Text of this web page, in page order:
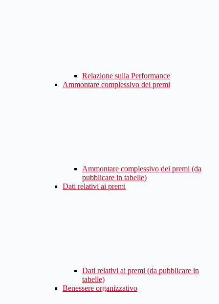
Relazione sulla Performance
Ammontare complessivo dei premi
Ammontare complessivo dei premi (da
pubblicare in tabelle)
Dati relativi ai premi
Dati relativi ai premi (da pubblicare in
tabelle)
Benessere organizzativo